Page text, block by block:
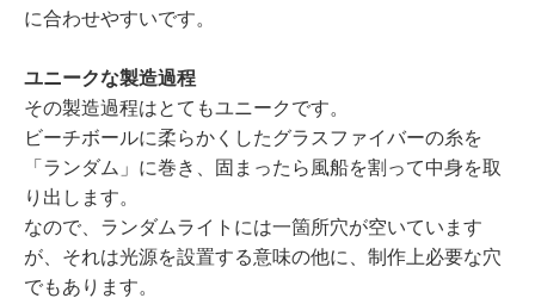
に合わせやすいです。
ユニークな製造過程
その製造過程はとてもユニークです。
ビーチボールに柔らかくしたグラスファイバーの糸を
「ランダム」に巻き、固まったら風船を割って中身を取
り出します。
なので、ランダムライトには一箇所穴が空いています
が、それは光源を設置する意味の他に、制作上必要な穴
でもあります。